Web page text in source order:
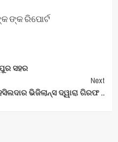
ଙ୍କ ରିପୋର୍ଟ
ସହର
Next
ଭିଜିଲାନ୍ସ ଦ୍ୱାରା ଗିରଫ ..